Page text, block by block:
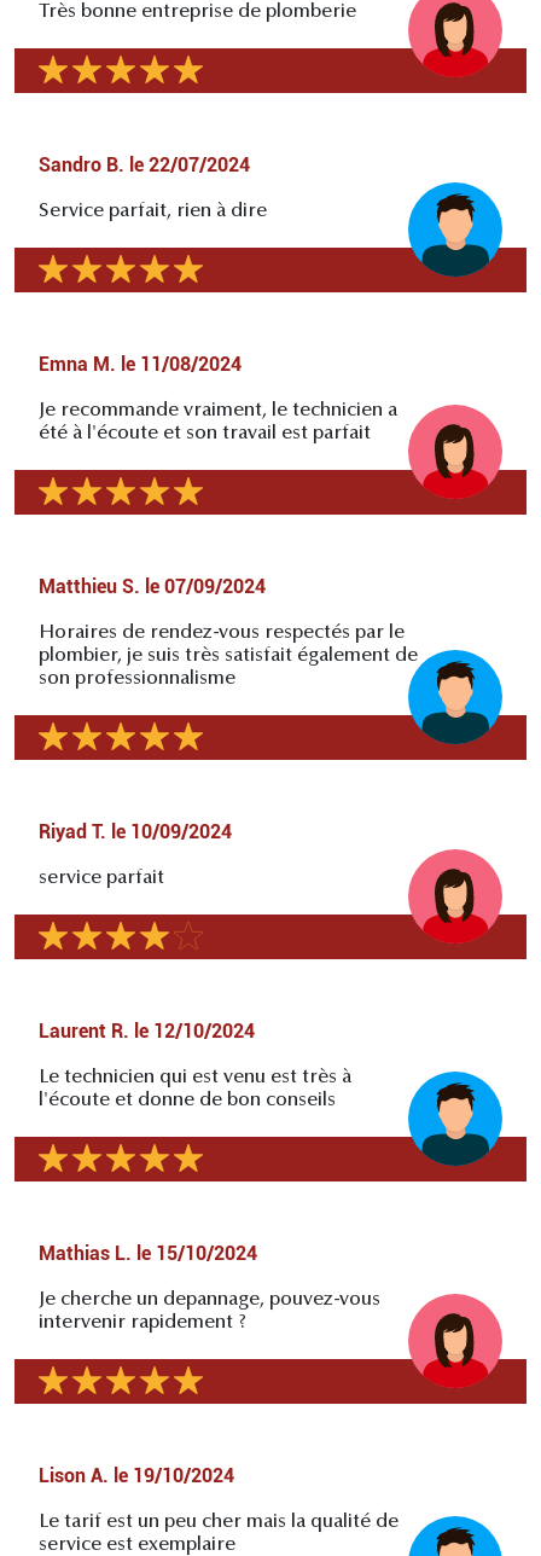
Très bonne entreprise de plomberie
Sandro B. le 22/07/2024
Service parfait, rien à dire
Emna M. le 11/08/2024
Je recommande vraiment, le technicien a
été à l'écoute et son travail est parfait
Matthieu S. le 07/09/2024
Horaires de rendez-vous respectés par le
plombier, je suis très satisfait également de
son professionnalisme
Riyad T. le 10/09/2024
service parfait
Laurent R. le 12/10/2024
Le technicien qui est venu est très à
l'écoute et donne de bon conseils
Mathias L. le 15/10/2024
Je cherche un depannage, pouvez-vous
intervenir rapidement ?
Lison A. le 19/10/2024
Le tarif est un peu cher mais la qualité de
service est exemplaire